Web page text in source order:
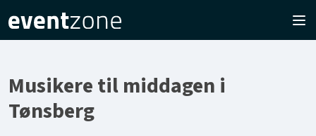
Musikere til middagen i
Tønsberg